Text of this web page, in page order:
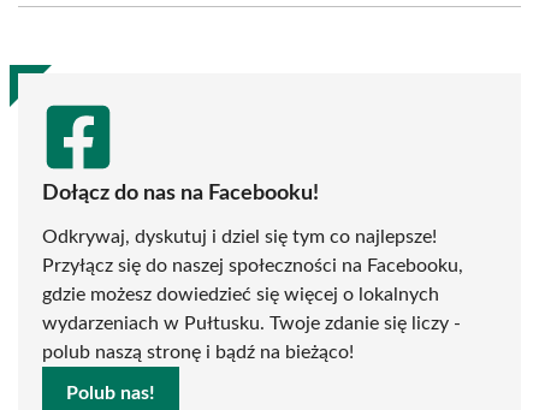
(Twitter)
Dołącz do nas na Facebooku!
Odkrywaj, dyskutuj i dziel się tym co najlepsze!
Przyłącz się do naszej społeczności na Facebooku,
gdzie możesz dowiedzieć się więcej o lokalnych
wydarzeniach w Pułtusku. Twoje zdanie się liczy -
polub naszą stronę i bądź na bieżąco!
Polub nas!